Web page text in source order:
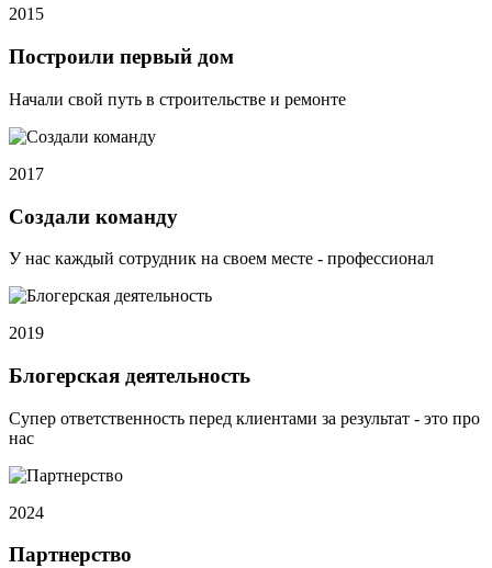
2015
Построили первый дом
Начали свой путь в строительстве и ремонте
2017
Создали команду
У нас каждый сотрудник на своем месте - профессионал
2019
Блогерская деятельность
Супер ответственность перед клиентами за результат - это про
нас
2024
Партнерство